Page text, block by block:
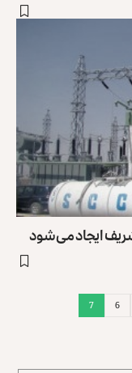
ایجاد می‌شود
6
7